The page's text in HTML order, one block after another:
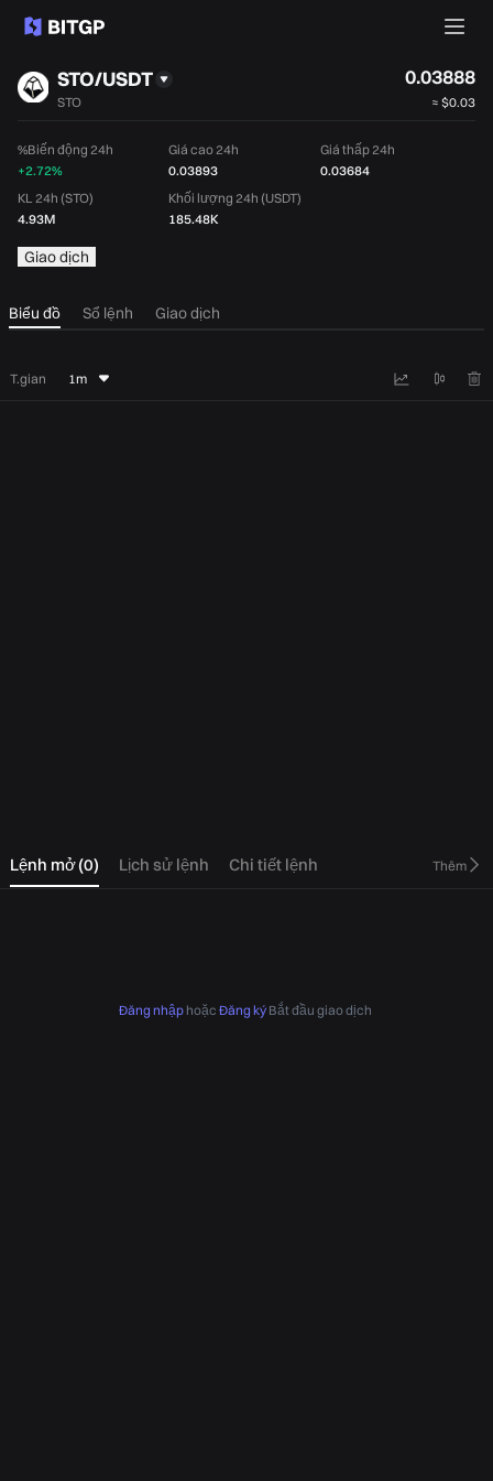
STO/USDT
STO
0.03888
≈ $0.03
%Biến động 24h
+2.72%
Giá cao 24h
0.03893
Giá thấp 24h
0.03684
KL 24h (STO)
4.93M
Khối lượng 24h (USDT)
185.48K
Giao dịch
Biểu đồ Sổ lệnh Giao dịch
T.gian 1m
Lệnh mở(0) Lịch sử lệnh Chi tiết lệnh Thêm
Đăng nhập hoặc Đăng ký Bắt đầu giao dịch